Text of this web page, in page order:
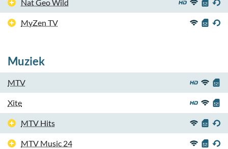
Nat Geo Wild
MyZen TV
Muziek
MTV
Xite
MTV Hits
MTV Music 24